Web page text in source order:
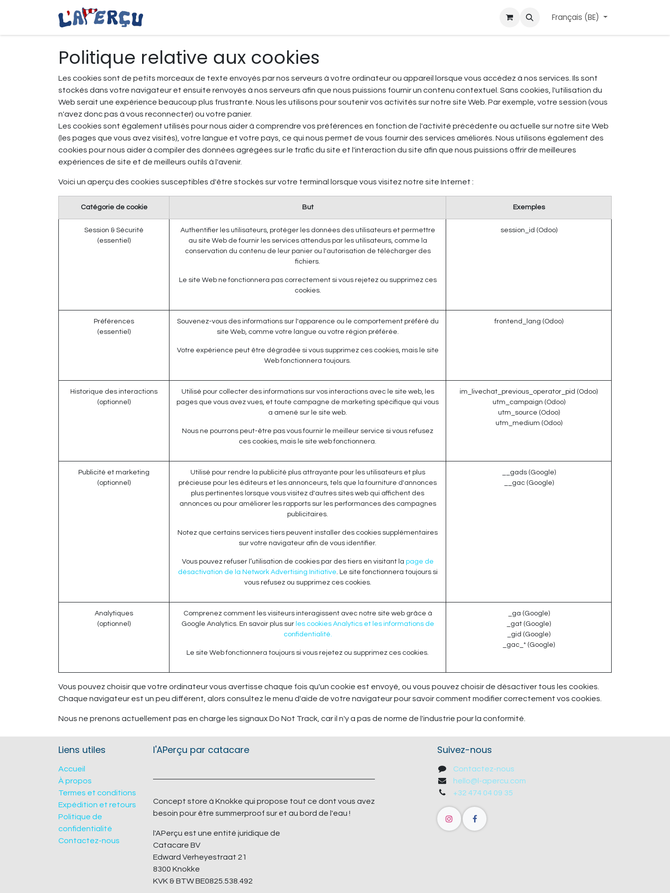
Se rendre au contenu
Services Carte cadeau Blog l'APerçu
Français (BE)
Politique relative aux cookies
Les cookies sont de petits morceaux de texte envoyés par nos serveurs à votre ordinateur ou appareil lorsque vous accédez à nos services. Ils sont
stockés dans votre navigateur et ensuite renvoyés à nos serveurs afin que nous puissions fournir un contenu contextuel. Sans cookies, l'utilisation du
Web serait une expérience beaucoup plus frustrante. Nous les utilisons pour soutenir vos activités sur notre site Web. Par exemple, votre session (vous
n'avez donc pas à vous reconnecter) ou votre panier.
Les cookies sont également utilisés pour nous aider à comprendre vos préférences en fonction de l'activité précédente ou actuelle sur notre site Web
(les pages que vous avez visités), votre langue et votre pays, ce qui nous permet de vous fournir des services améliorés. Nous utilisons également des
cookies pour nous aider à compiler des données agrégées sur le trafic du site et l'interaction du site afin que nous puissions offrir de meilleures
expériences de site et de meilleurs outils à l'avenir.
Voici un aperçu des cookies susceptibles d'être stockés sur votre terminal lorsque vous visitez notre site Internet :
Catégorie de cookie But Exemples
Session & Sécurité
(essentiel)
Authentifier les utilisateurs, protéger les données des utilisateurs et permettre
au site Web de fournir les services attendus par les utilisateurs, comme la
conservation du contenu de leur panier ou l'autorisation de télécharger des
fichiers.
Le site Web ne fonctionnera pas correctement si vous rejetez ou supprimez ces
cookies.
session_id (Odoo)
Préférences
(essentiel)
Souvenez-vous des informations sur l'apparence ou le comportement préféré du
site Web, comme votre langue ou votre région préférée.
Votre expérience peut être dégradée si vous supprimez ces cookies, mais le site
Web fonctionnera toujours.
frontend_lang (Odoo)
Historique des interactions
(optionnel)
Utilisé pour collecter des informations sur vos interactions avec le site web, les
pages que vous avez vues, et toute campagne de marketing spécifique qui vous
a amené sur le site web.
Nous ne pourrons peut-être pas vous fournir le meilleur service si vous refusez
ces cookies, mais le site web fonctionnera.
im_livechat_previous_operator_pid (Odoo)
utm_campaign (Odoo)
utm_source (Odoo)
utm_medium (Odoo)
Publicité et marketing
(optionnel)
Utilisé pour rendre la publicité plus attrayante pour les utilisateurs et plus
précieuse pour les éditeurs et les annonceurs, tels que la fourniture d'annonces
plus pertinentes lorsque vous visitez d'autres sites web qui affichent des
annonces ou pour améliorer les rapports sur les performances des campagnes
publicitaires.
Notez que certains services tiers peuvent installer des cookies supplémentaires
sur votre navigateur afin de vous identifier.
Vous pouvez refuser l’utilisation de cookies par des tiers en visitant la page de
désactivation de la Network Advertising Initiative. Le site fonctionnera toujours si
vous refusez ou supprimez ces cookies.
__gads (Google)
__gac (Google)
Analytiques
(optionnel)
Comprenez comment les visiteurs interagissent avec notre site web grâce à
Google Analytics. En savoir plus sur les cookies Analytics et les informations de
confidentialité.
Le site Web fonctionnera toujours si vous rejetez ou supprimez ces cookies.
_ga (Google)
_gat (Google)
_gid (Google)
_gac_* (Google)
Vous pouvez choisir que votre ordinateur vous avertisse chaque fois qu'un cookie est envoyé, ou vous pouvez choisir de désactiver tous les cookies.
Chaque navigateur est un peu différent, alors consultez le menu d'aide de votre navigateur pour savoir comment modifier correctement vos cookies.
Nous ne prenons actuellement pas en charge les signaux Do Not Track, car il n'y a pas de norme de l'industrie pour la conformité.
Liens utiles
Accueil
À propos
Termes et conditions
Expédition et retours
Politique de
confidentialité
Contactez-nous
l'APerçu par catacare
Concept store à Knokke qui propose tout ce dont vous avez
besoin pour être summerproof sur et au bord de l'eau !
l'APerçu est une entité juridique de
Catacare BV
Edward Verheyestraat 21
8300 Knokke
KVK & BTW BE0825.538.492
Suivez-nous
Contactez-nous
hello@l-apercu.com
+32 474 04 09 35